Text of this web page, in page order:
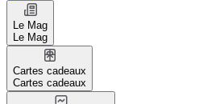
Le Mag
Le Mag
Cartes cadeaux
Cartes cadeaux